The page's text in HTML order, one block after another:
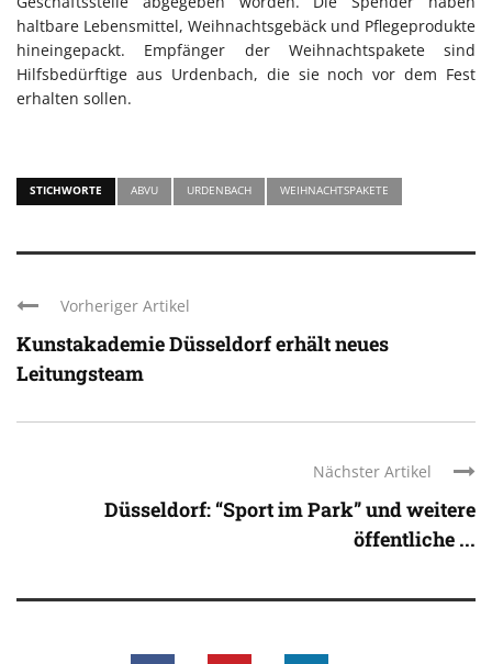
haltbare Lebensmittel, Weihnachtsgebäck und Pflegeprodukte
hineingepackt. Empfänger der Weihnachtspakete sind
Hilfsbedürftige aus Urdenbach, die sie noch vor dem Fest
erhalten sollen.
STICHWORTE ABVU URDENBACH WEIHNACHTSPAKETE
Vorheriger Artikel
Kunstakademie Düsseldorf erhält neues
Leitungsteam
Nächster Artikel
Düsseldorf: “Sport im Park” und weitere
öffentliche ...